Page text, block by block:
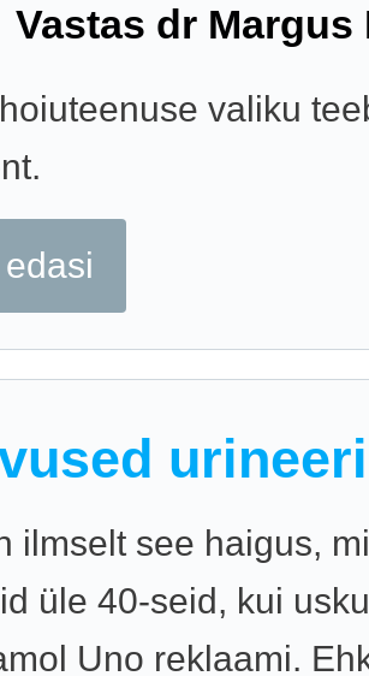
Vastas dr Margus
valiku
ilmselt see haigus,
üle 40-seid, kui
Uno reklaami.